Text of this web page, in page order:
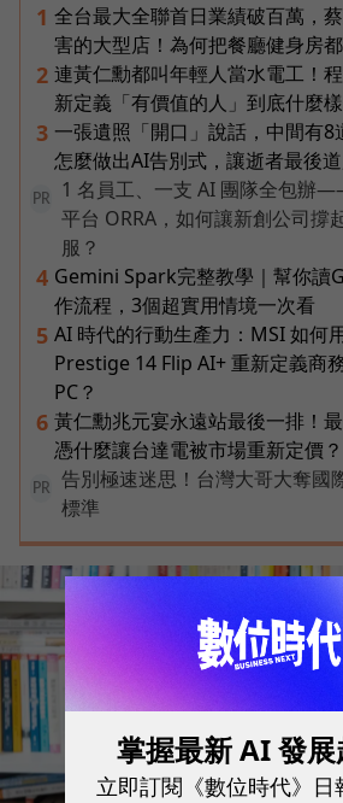
1 全台最大全聯首日業績破百萬，
害的大型店！為何把餐廳健身房
2 連黃仁勳都叫年輕人當水電工！
新定義「有價值的人」到底什麼
3 一張遺照「開口」說話，中間有8
怎麼做出AI告別式，讓逝者最後道
PR
1 名員工、一支 AI 團隊全包辦
平台 ORRA，如何讓新創公司撐
服？
4 Gemini Spark完整教學｜幫你讀
作流程，3個超實用情境一次看
5 AI 時代的行動生產力：MSI 如何
Prestige 14 Flip AI+ 重新定義商
PC？
6 黃仁勳兆元宴永遠站最後一排！
憑什麼讓台達電被市場重新定價？
PR
告別極速迷思！台灣大哥大奪國
標準
掌握最新 AI 發展
立即訂閱《數位時代》日